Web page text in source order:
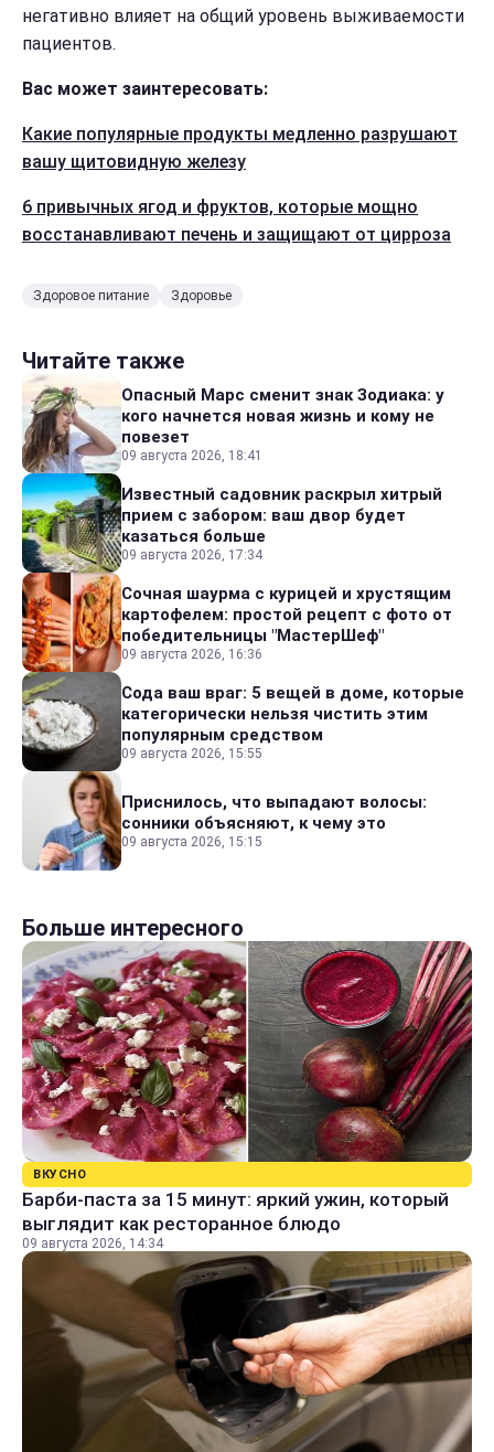
негативно влияет на общий уровень выживаемости
пациентов.
Вас может заинтересовать:
Какие популярные продукты медленно разрушают
вашу щитовидную железу
6 привычных ягод и фруктов, которые мощно
восстанавливают печень и защищают от цирроза
Здоровое питание Здоровье
Читайте также
Опасный Марс сменит знак Зодиака: у
кого начнется новая жизнь и кому не
повезет
09 августа 2026, 18:41
Известный садовник раскрыл хитрый
прием с забором: ваш двор будет
казаться больше
09 августа 2026, 17:34
Сочная шаурма с курицей и хрустящим
картофелем: простой рецепт с фото от
победительницы "МастерШеф"
09 августа 2026, 16:36
Сода ваш враг: 5 вещей в доме, которые
категорически нельзя чистить этим
популярным средством
09 августа 2026, 15:55
Приснилось, что выпадают волосы:
сонники объясняют, к чему это
09 августа 2026, 15:15
Больше интересного
ВКУСНО
Барби-паста за 15 минут: яркий ужин, который
выглядит как ресторанное блюдо
09 августа 2026, 14:34